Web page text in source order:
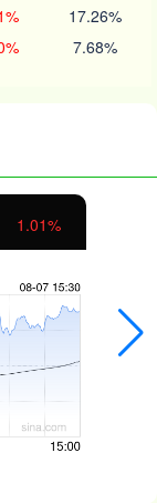
17.26%
7.68%
1.01%